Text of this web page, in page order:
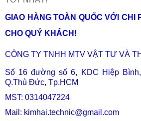
GIAO HÀNG TOÀN QUỐC VỚI CHI
CHO QUÝ KHÁCH!
CÔNG TY TNHH MTV VẬT TƯ VÀ
Số 16 đường số 6, KDC Hiệp
Q.Thủ Đức, Tp.HCM
MST: 0314047224
Mail: kimhai.technic@gmail.com